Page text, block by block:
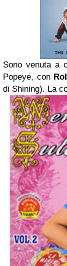
Sono venuta a
Popeye, con
di Shining). La